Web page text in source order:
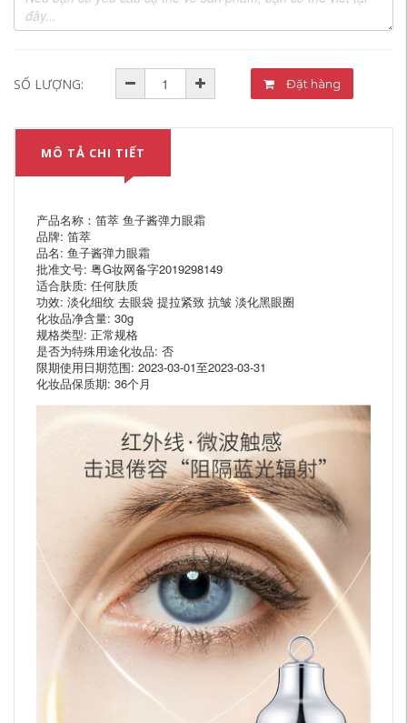
SỐ LƯỢNG: Đặt hàng
MÔ TẢ CHI TIẾT
产品名称：笛萃 鱼子酱弹力眼霜
品牌: 笛萃
品名: 鱼子酱弹力眼霜
批准文号: 粤G妆网备字2019298149
适合肤质: 任何肤质
功效: 淡化细纹 去眼袋 提拉紧致 抗皱 淡化黑眼圈
化妆品净含量: 30g
规格类型: 正常规格
是否为特殊用途化妆品: 否
限期使用日期范围: 2023-03-01至2023-03-31
化妆品保质期: 36个月